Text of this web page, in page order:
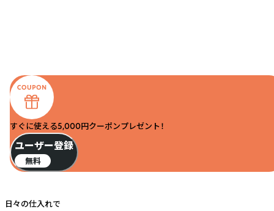
すぐに使える5,000円クーポンプレゼント！
ユーザー登録
無料
日々の仕入れで